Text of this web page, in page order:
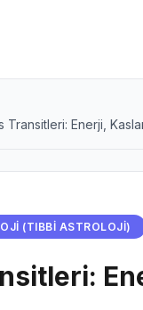
Transitleri: Enerji,
(TIBBI ASTROLOJI)